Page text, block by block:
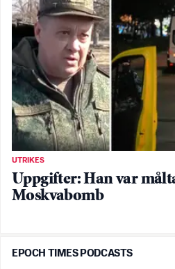
UTRIKES
Uppgifter: Han var
Moskvabomb
EPOCH TIMES PODCASTS